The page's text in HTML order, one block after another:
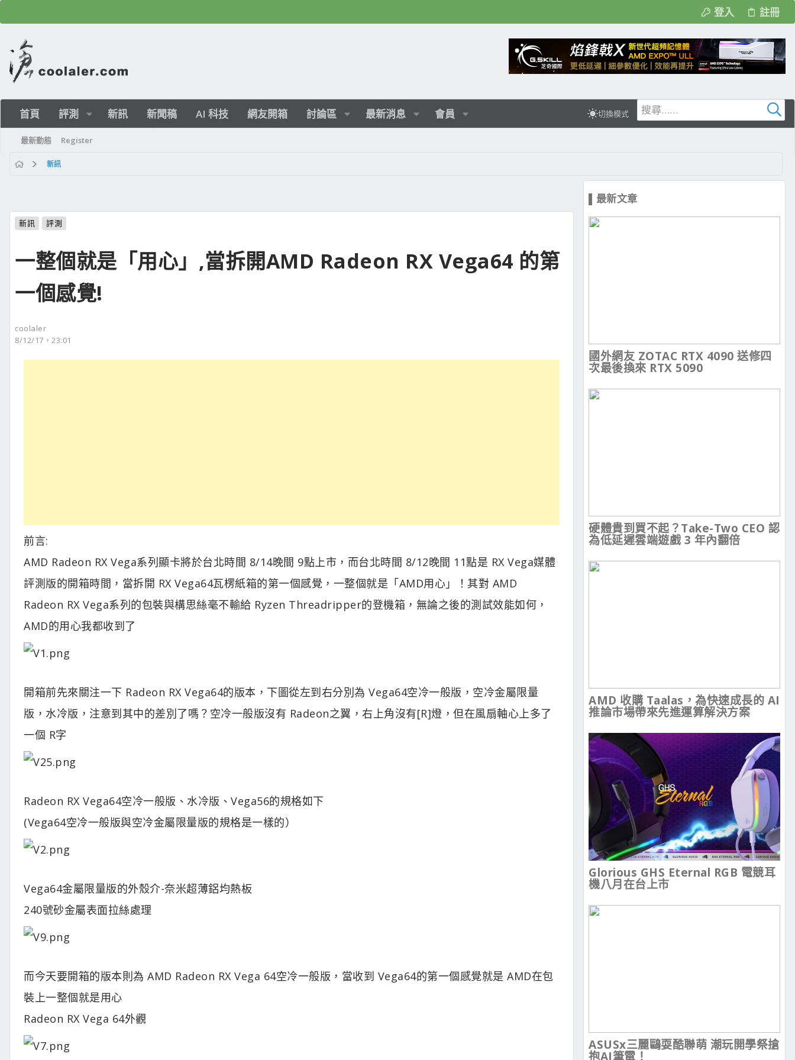
登入 註冊
首頁 評測 新訊 新聞稿 AI 科技 網友開箱 討論區 最新消息 會員 切換模式
最新動態 Register
新訊
新訊 評測
一整個就是「用心」,當拆開AMD Radeon RX Vega64 的第
一個感覺!
coolaler
8/12/17，23:01
前言:
AMD Radeon RX Vega系列顯卡將於台北時間 8/14晚間 9點上市，而台北時間 8/12晚間 11點是 RX Vega媒體
評測版的開箱時間，當拆開 RX Vega64瓦楞紙箱的第一個感覺，一整個就是「AMD用心」！其對 AMD
Radeon RX Vega系列的包裝與構思絲毫不輸給 Ryzen Threadripper的登機箱，無論之後的測試效能如何，
AMD的用心我都收到了
開箱前先來關注一下 Radeon RX Vega64的版本，下圖從左到右分別為 Vega64空冷一般版，空冷金屬限量
版，水冷版，注意到其中的差別了嗎？空冷一般版沒有 Radeon之翼，右上角沒有[R]燈，但在風扇軸心上多了
一個 R字
Radeon RX Vega64空冷一般版、水冷版、Vega56的規格如下
(Vega64空冷一般版與空冷金屬限量版的規格是一樣的）
Vega64金屬限量版的外殼介-奈米超薄鋁均熱板
240號砂金屬表面拉絲處理
而今天要開箱的版本則為 AMD Radeon RX Vega 64空冷一般版，當收到 Vega64的第一個感覺就是 AMD在包
裝上一整個就是用心
Radeon RX Vega 64外觀
▌最新文章
國外網友 ZOTAC RTX 4090 送修四
次最後換來 RTX 5090
硬體貴到買不起？Take-Two CEO 認
為低延遲雲端遊戲 3 年內翻倍
AMD 收購 Taalas，為快速成長的 AI
推論市場帶來先進運算解決方案
Glorious GHS Eternal RGB 電競耳
機八月在台上市
ASUSx三麗鷗耍酷聯萌 潮玩開學祭搶
抱AI筆電！